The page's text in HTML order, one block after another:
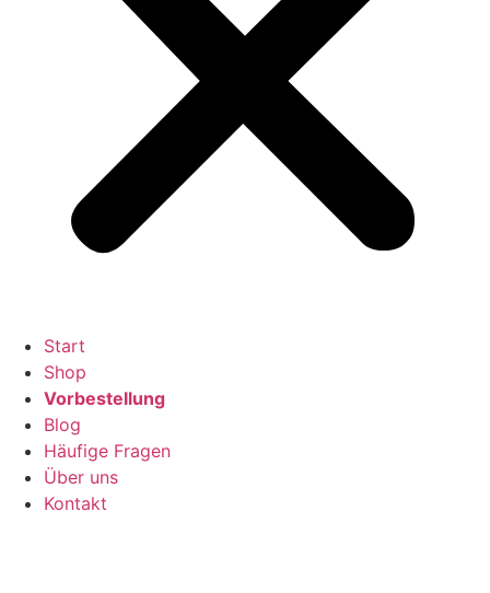
Start
Shop
Vorbestellung
Blog
Häufige Fragen
Über uns
Kontakt